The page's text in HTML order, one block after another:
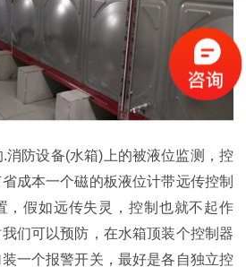
消防设备(水箱)上的被液位监测，控
成本一个磁的板液位计带远传控制
，假如远传失灵，控制也就不起作
们可以预防，在水箱顶装个控制器
一个报警开关，最好是各自独立控